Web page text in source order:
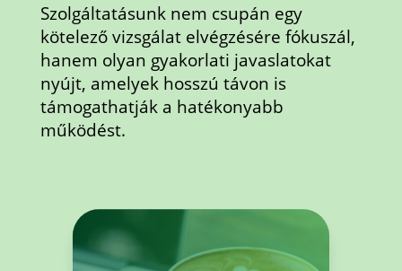
Szolgáltatásunk nem csupán egy
kötelező vizsgálat elvégzésére fókuszál,
hanem olyan gyakorlati javaslatokat
nyújt, amelyek hosszú távon is
támogathatják a hatékonyabb
működést.